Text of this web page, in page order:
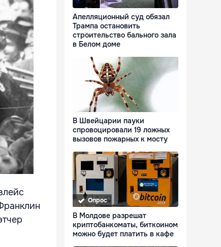
Апелляционный суд обязал
Трампа остановить
строительство бального зала
в Белом доме
В Швейцарии пауки
спровоцировали 19 ложных
вызовов пожарных к мосту
Опрос
В Молдове разрешат
криптобанкоматы, биткоином
можно будет платить в кафе